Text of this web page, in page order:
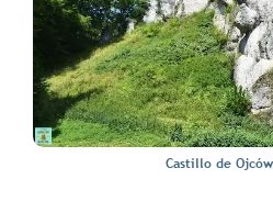
Castillo de